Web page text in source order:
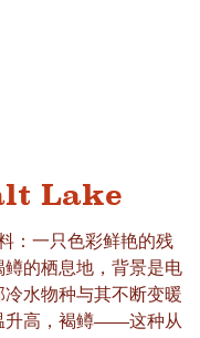
Lake
：一只色彩鲜艳的残
的栖息地，背景是电
水物种与其不断变暖
升高，褐鳟——这种从